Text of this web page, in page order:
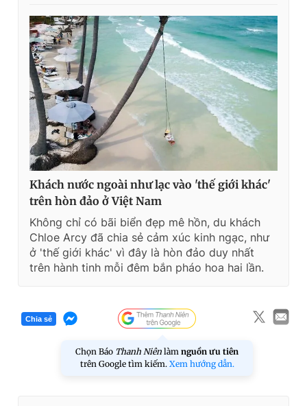
Khách nước ngoài như lạc vào 'thế giới khác'
trên hòn đảo ở Việt Nam
Không chỉ có bãi biển đẹp mê hồn, du khách
Chloe Arcy đã chia sẻ cảm xúc kinh ngạc, như
ở 'thế giới khác' vì đây là hòn đảo duy nhất
trên hành tinh mỗi đêm bắn pháo hoa hai lần.
Chia sẻ
Chọn Báo Thanh Niên làm nguồn ưu tiên
trên Google tìm kiếm. Xem hướng dẫn.